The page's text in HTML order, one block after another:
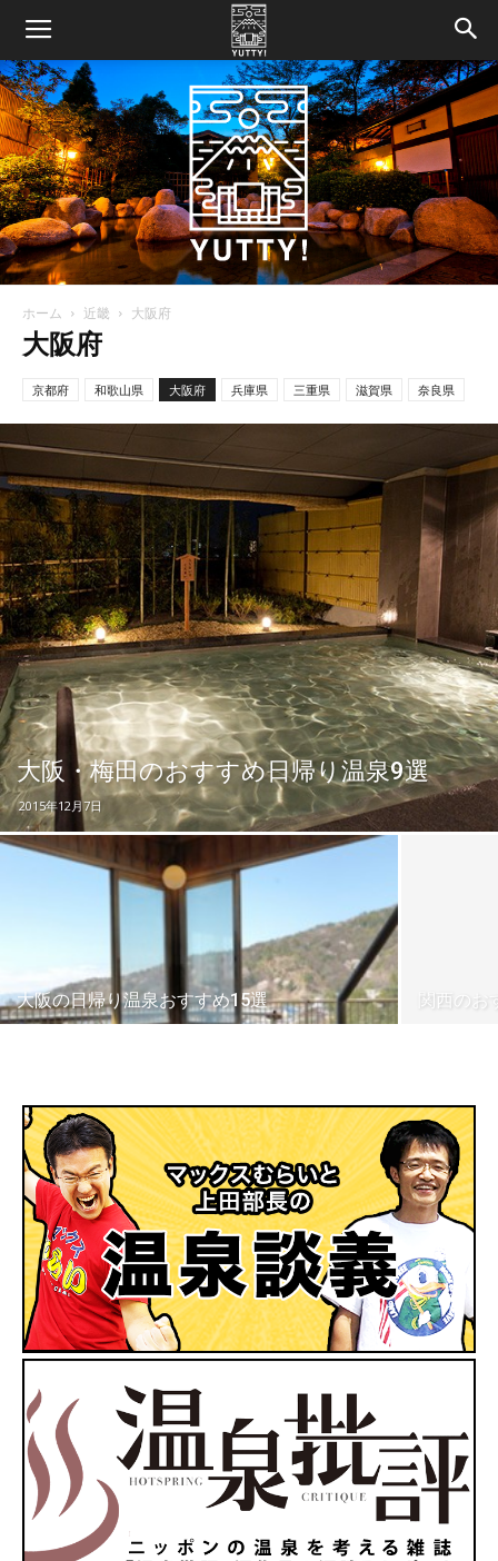
テ
ィ】
ホーム 近畿 大阪府
大阪府
京都府 和歌山県 大阪府 兵庫県 三重県 滋賀県 奈良県
大阪・梅田のおすすめ日帰り温泉9選
2015年12月7日
大阪の日帰り温泉おすすめ15選 関西の